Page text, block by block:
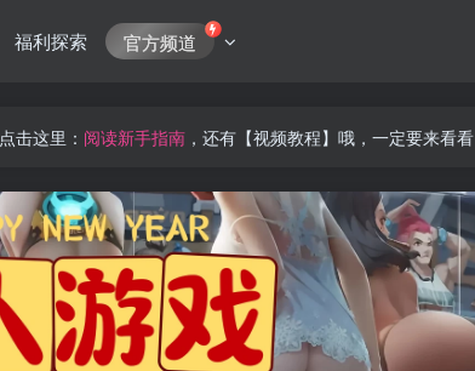
福利探索 官方频道
击这里： 阅读新手指南 ，还有【视频教程】哦，一定要来看看